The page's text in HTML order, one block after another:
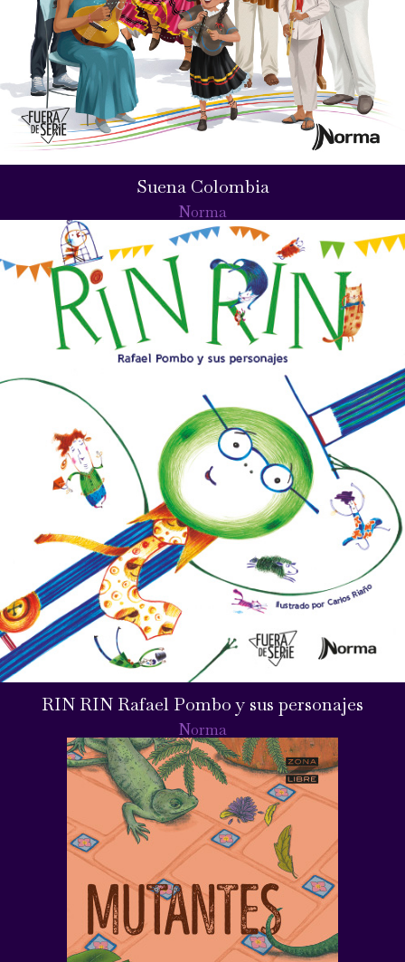
Suena Colombia
Norma
RIN RIN Rafael Pombo y sus personajes
Norma